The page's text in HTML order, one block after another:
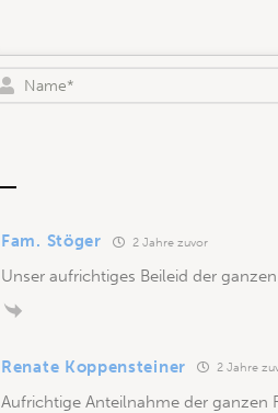
Fam. Stöger 2 Jahre zuvor
Unser aufrichtiges Beileid der
Renate Koppensteiner 2 Jahre
Aufrichtige Anteilnahme der ganzen